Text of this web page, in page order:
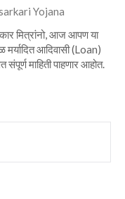
Yojana
मित्रांनो, आज आपण या
मर्यादित आदिवासी (Loan)
माहिती पाहणार आहोत.